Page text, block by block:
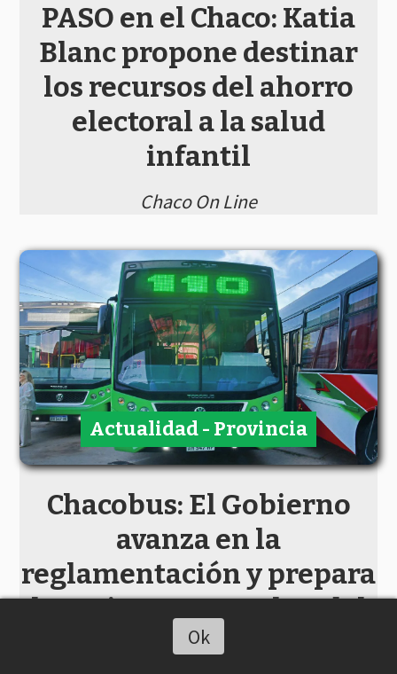
PASO en el Chaco: Katia
Blanc propone destinar
los recursos del ahorro
electoral a la salud
infantil
Chaco On Line
Chacobus: El Gobierno
avanza en la
reglamentación y prepara
las primeras pruebas del
nuevo sistema de
Actualidad - Provincia
Ok